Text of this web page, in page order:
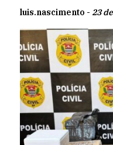
luis.nascimento - 23